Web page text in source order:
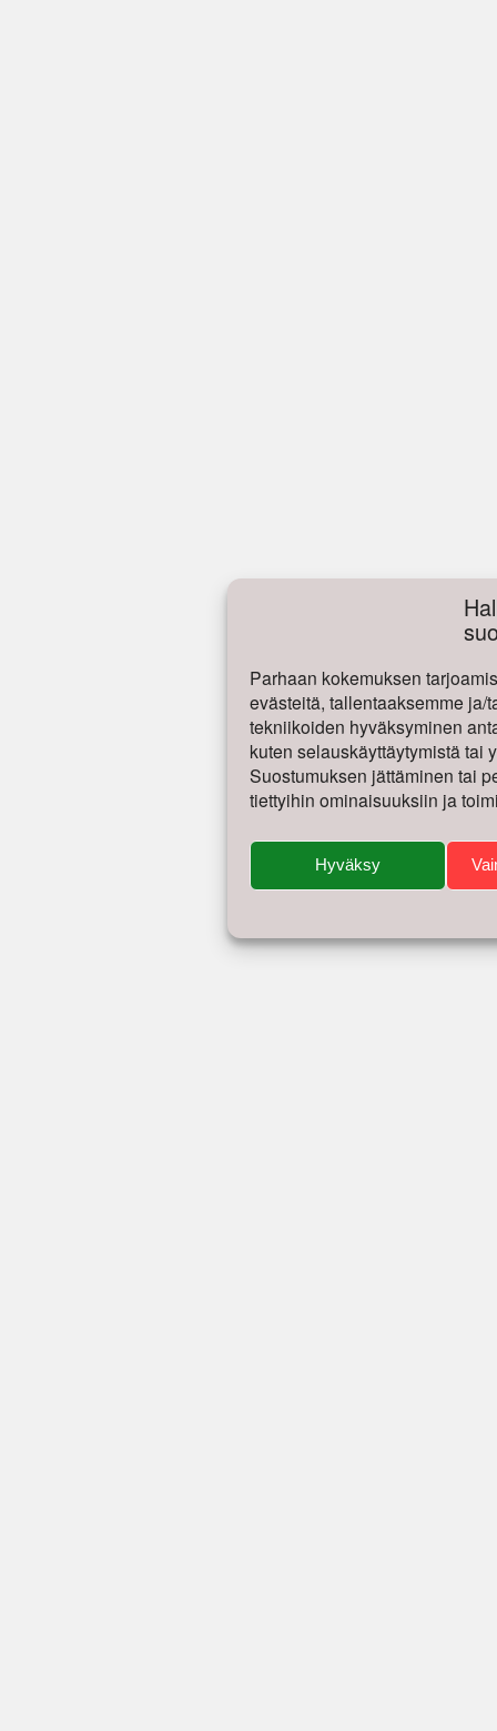
Parhaan kokemuksen
evästeitä, tallentaaksemme ja/
tekniikoiden hyväksyminen
kuten selauskäyttäytymistä tai
Suostumuksen jättäminen tai
tiettyihin ominaisuuksiin ja
Hyväksy